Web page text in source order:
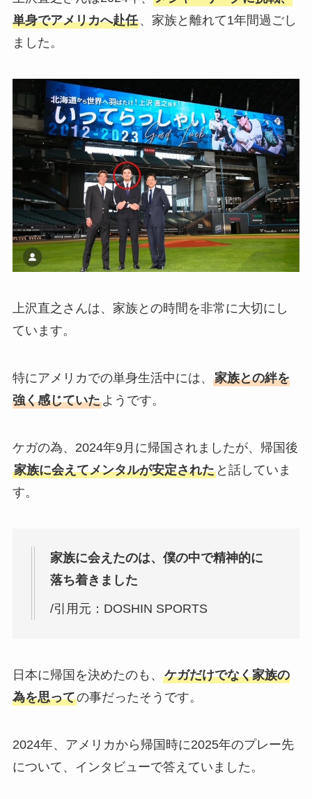
単身でアメリカへ赴任、家族と離れて1年間過ごし
ました。
上沢直之さんは、家族との時間を非常に大切にし
ています。
特にアメリカでの単身生活中には、 家族との絆を
強く感じていたようです。
ケガの為、2024年9月に帰国されましたが、帰国後
家族に会えてメンタルが安定されたと話していま
す。
家族に会えたのは、僕の中で精神的に
落ち着きました
/引用元：DOSHIN SPORTS
日本に帰国を決めたのも、 ケガだけでなく家族の
為を思っての事だったそうです。
2024年、アメリカから帰国時に2025年のプレー先
について、インタビューで答えていました。